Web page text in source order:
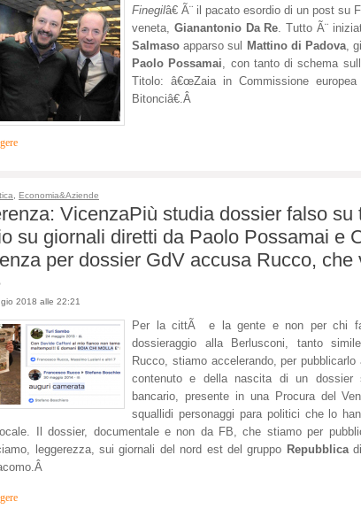
Finegilâ€ Ã¨ il pacato esordio di un post su
veneta, Gianantonio Da Re. Tutto Ã¨
Salmaso apparso sul Mattino di Padova,
Paolo Possamai, con tanto di schema
Titolo: â€œZaia in Commissione
Bitonciâ€.Â
Economia&Aziende
VicenzaPiù studia dossier falso su
su giornali diretti da Paolo Possamai e
per dossier GdV accusa Rucco, che
2018 alle 22:21
Per la cittÃ e la gente e non per chi
dossieraggio alla Berlusconi, tanto
Rucco, stiamo accelerando, per
contenuto e della nascita di un dossier
bancario, presente in una Procura del
squallidi personaggi para politici che lo
Il dossier, documentale e non da FB, che stiamo per
leggerezza, sui giornali del nord est del gruppo Repubblica